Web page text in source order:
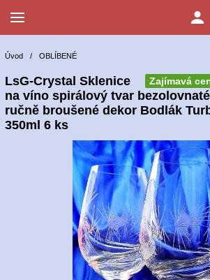
Úvod / OBLÍBENÉ
Zajímavá
LsG-Crystal Sklenice
na víno spirálový tvar
ručně broušené dekor Bodlák
350ml 6 ks